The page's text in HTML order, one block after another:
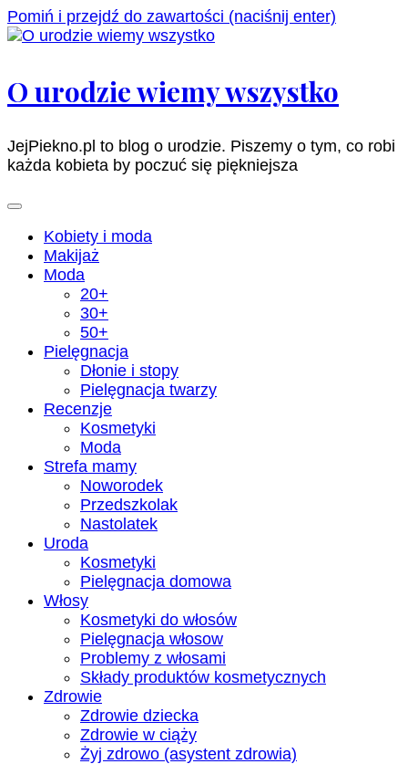
Pomiń i przejdź do zawartości (naciśnij enter)
O urodzie wiemy wszystko
JejPiekno.pl to blog o urodzie. Piszemy o tym, co robi
każda kobieta by poczuć się piękniejsza
Kobiety i moda
Makijaż
Moda
20+
30+
50+
Pielęgnacja
Dłonie i stopy
Pielęgnacja twarzy
Recenzje
Kosmetyki
Moda
Strefa mamy
Noworodek
Przedszkolak
Nastolatek
Uroda
Kosmetyki
Pielęgnacja domowa
Włosy
Kosmetyki do włosów
Pielęgnacja włosow
Problemy z włosami
Składy produktów kosmetycznych
Zdrowie
Zdrowie dziecka
Zdrowie w ciąży
Żyj zdrowo (asystent zdrowia)